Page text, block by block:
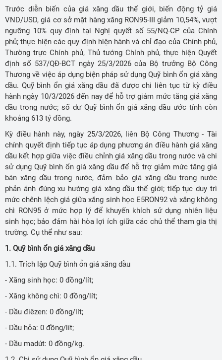
Trước diễn biến của giá xăng dầu thế giới, biến động tỷ giá
VND/USD, giá cơ sở mặt hàng xăng RON95-III giảm 10,54%, vượt
ngưỡng 10% quy định tại Nghị quyết số 55/NQ-CP của Chính
phủ; thực hiện các quy định hiện hành và chỉ đạo của Chính phủ,
Thường trực Chính phủ, Thủ tướng Chính phủ, thực hiện Quyết
định số 537/QĐ-BCT ngày 25/3/2026 của Bộ trưởng Bộ Công
Thương về việc áp dụng biện pháp sử dụng Quỹ bình ổn giá xăng
dầu. Quỹ bình ổn giá xăng dầu đã được chi liên tục từ kỳ điều
hành ngày 10/3/2026 đến nay để hỗ trợ giảm mức tăng giá xăng
dầu trong nước; số dư Quỹ bình ổn giá xăng dầu ước tính còn
khoảng 613 tỷ đồng.
Kỳ điều hành này, ngày 25/3/2026, liên Bộ Công Thương - Tài
chính quyết định tiếp tục áp dụng phương án điều hành giá xăng
dầu kết hợp giữa việc điều chỉnh giá xăng dầu trong nước và chi
sử dụng Quỹ bình ổn giá xăng dầu để hỗ trợ giảm mức tăng giá
bán xăng dầu trong nước, đảm bảo giá xăng dầu trong nước
phản ánh đúng xu hướng giá xăng dầu thế giới; tiếp tục duy trì
mức chênh lệch giá giữa xăng sinh học E5RON92 và xăng không
chì RON95 ở mức hợp lý để khuyến khích sử dụng nhiên liệu
sinh học; bảo đảm hài hòa lợi ích giữa các chủ thể tham gia thị
trường. Cụ thể như sau:
1. Quỹ bình ổn giá xăng dầu
1.1. Trích lập Quỹ bình ổn giá xăng dầu
- Xăng sinh học: 0 đồng/lít;
- Xăng không chì: 0 đồng/lít;
- Dầu điêzen: 0 đồng/lít;
- Dầu hỏa: 0 đồng/lít;
- Dầu madút: 0 đồng/kg.